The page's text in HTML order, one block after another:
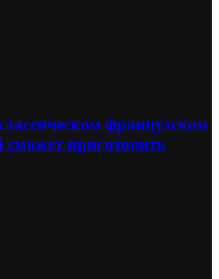
французском
сможет приготовить